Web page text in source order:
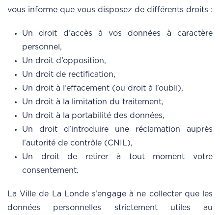
vous informe que vous disposez de différents droits :
Un droit d’accès à vos données à caractère
personnel,
Un droit d’opposition,
Un droit de rectification,
Un droit à l’effacement (ou droit à l’oubli),
Un droit à la limitation du traitement,
Un droit à la portabilité des données,
Un droit d’introduire une réclamation auprès
l’autorité de contrôle (CNIL),
Un droit de retirer à tout moment votre
consentement.
La Ville de La Londe s’engage à ne collecter que les
données personnelles strictement utiles au